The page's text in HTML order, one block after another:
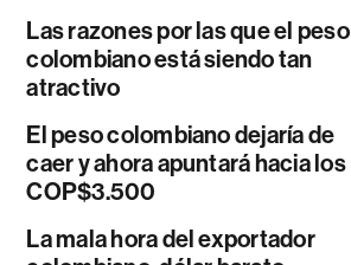
Las razones por las que el peso
colombiano está siendo tan
atractivo
El peso colombiano dejaría de
caer y ahora apuntará hacia los
COP$3.500
La mala hora del exportador